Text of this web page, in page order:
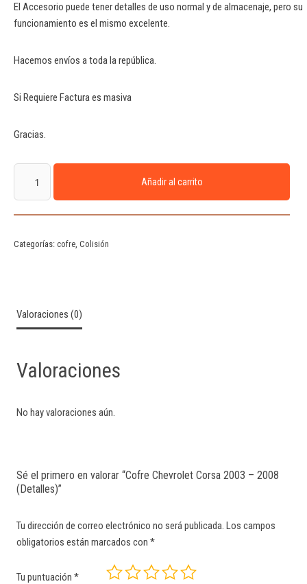
El Accesorio puede tener detalles de uso normal y de almacenaje, pero su
funcionamiento es el mismo excelente.
Hacemos envíos a toda la república.
Si Requiere Factura es masiva
Gracias.
Añadir al carrito
Categorías: cofre, Colisión
Valoraciones (0)
Valoraciones
No hay valoraciones aún.
Sé el primero en valorar “Cofre Chevrolet Corsa 2003 – 2008
(Detalles)”
Tu dirección de correo electrónico no será publicada. Los campos
obligatorios están marcados con *
Tu puntuación *